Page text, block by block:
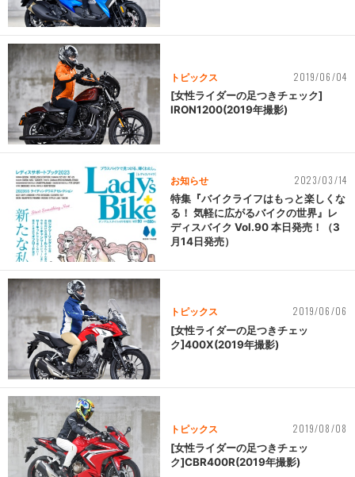
トピックス 2019/06/04
[女性ライダーの足つきチェック]
IRON1200(2019年撮影)
お知らせ 2023/03/14
特集『バイクライフはもっと楽しくな
る！ 気軽に広がるバイクの世界』レ
ディスバイク Vol.90 本日発売！（3
月14日発売）
トピックス 2019/06/06
[女性ライダーの足つきチェッ
ク]400X(2019年撮影)
トピックス 2019/08/08
[女性ライダーの足つきチェッ
ク]CBR400R(2019年撮影)